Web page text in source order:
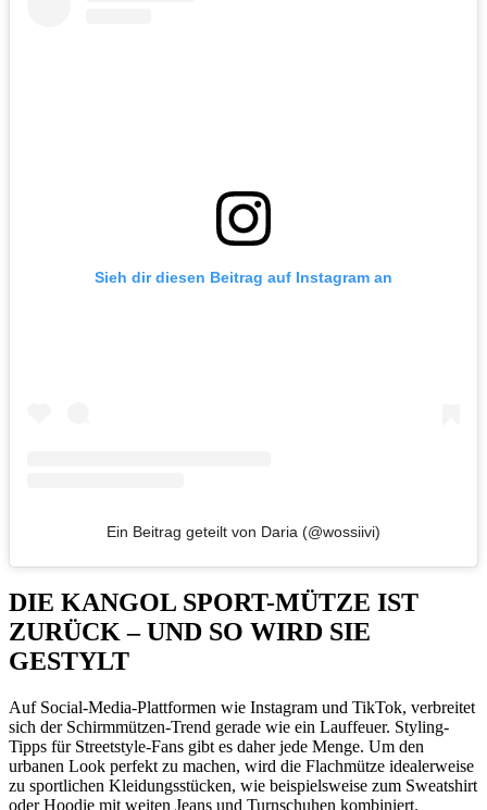
Sieh dir diesen Beitrag auf Instagram an
Ein Beitrag geteilt von Daria (@wossiivi)
DIE KANGOL SPORT-MÜTZE IST
ZURÜCK – UND SO WIRD SIE
GESTYLT
Auf Social-Media-Plattformen wie Instagram und TikTok, verbreitet
sich der Schirmmützen-Trend gerade wie ein Lauffeuer. Styling-
Tipps für Streetstyle-Fans gibt es daher jede Menge. Um den
urbanen Look perfekt zu machen, wird die Flachmütze idealerweise
zu sportlichen Kleidungsstücken, wie beispielsweise zum Sweatshirt
oder Hoodie mit weiten Jeans und Turnschuhen kombiniert.